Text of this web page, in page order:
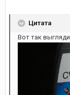
Цитата
Вот так